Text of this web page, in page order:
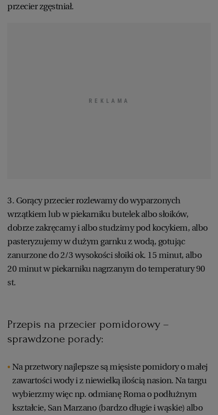
przecier zgęstniał.
3. Gorący przecier rozlewamy do wyparzonych
wrzątkiem lub w piekarniku butelek albo słoików,
dobrze zakręcamy i albo studzimy pod kocykiem, albo
pasteryzujemy w dużym garnku z wodą, gotując
zanurzone do 2/3 wysokości słoiki ok. 15 minut, albo
20 minut w piekarniku nagrzanym do temperatury 90
st.
Przepis na przecier pomidorowy –
sprawdzone porady:
Na przetwory najlepsze są mięsiste pomidory o małej
zawartości wody i z niewielką ilością nasion. Na targu
wybierzmy więc np. odmianę Roma o podłużnym
kształcie, San Marzano (bardzo długie i wąskie) albo